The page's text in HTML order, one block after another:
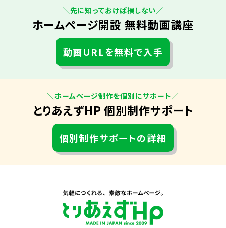
＼先に知っておけば損しない／
ホームページ開設 無料動画講座
動画URLを無料で入手
＼ホームページ制作を個別にサポート／
とりあえずHP 個別制作サポート
個別制作サポートの詳細